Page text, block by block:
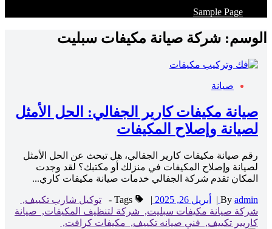
Sample Page
الوسم: شركة صيانة مكيفات سبليت
صيانة
صيانة مكيفات كارير الجفالي: الحل الأمثل
لصيانة وإصلاح المكيفات
رقم صيانة مكيفات كارير الجفالي، هل تبحث عن الحل الأمثل
لصيانة وإصلاح المكيفات في منزلك أو مكتبك؟ لقد وجدت
المكان تقدم شركة الجفالي خدمات صيانة مكيفات كاري...
By admin
| أبريل 26, 2025 |
توكيل شارب تكييف,
شركة صيانة مكيفات سبليت, شركة لتنظيف المكيفات, صيانة
كاريير تكييف, فني صيانه تكييف, مكيفات كرافت,